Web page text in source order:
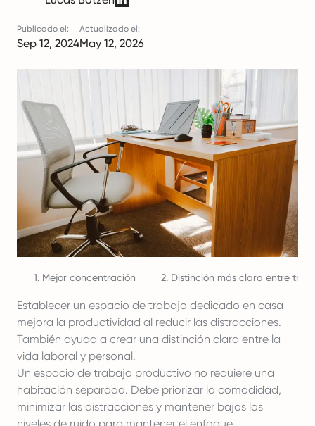
Publicado el:
Sep 12, 2024
Actualizado el:
May 12, 2026
1. Mejor concentración 2. Distinción más clara entre
Establecer un espacio de trabajo dedicado en casa
mejora la productividad al reducir las distracciones.
También ayuda a crear una distinción clara entre la
vida laboral y personal.
Un espacio de trabajo productivo no requiere una
habitación separada. Debe priorizar la comodidad,
minimizar las distracciones y mantener bajos los